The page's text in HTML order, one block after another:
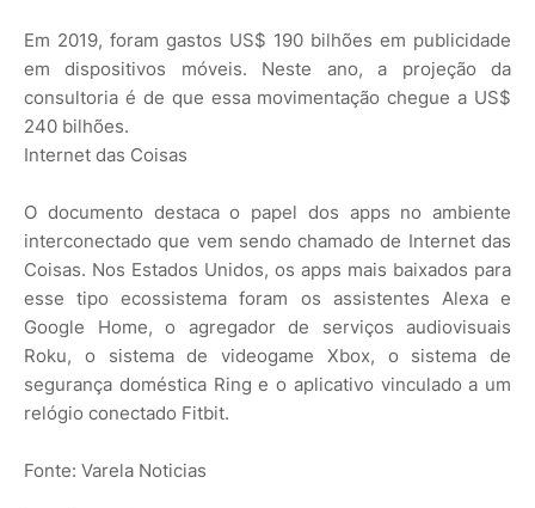
Em 2019, foram gastos US$ 190 bilhões em publicidade
em dispositivos móveis. Neste ano, a projeção da
consultoria é de que essa movimentação chegue a US$
240 bilhões.
Internet das Coisas
O documento destaca o papel dos apps no ambiente
interconectado que vem sendo chamado de Internet das
Coisas. Nos Estados Unidos, os apps mais baixados para
esse tipo ecossistema foram os assistentes Alexa e
Google Home, o agregador de serviços audiovisuais
Roku, o sistema de videogame Xbox, o sistema de
segurança doméstica Ring e o aplicativo vinculado a um
relógio conectado Fitbit.
Fonte: Varela Noticias